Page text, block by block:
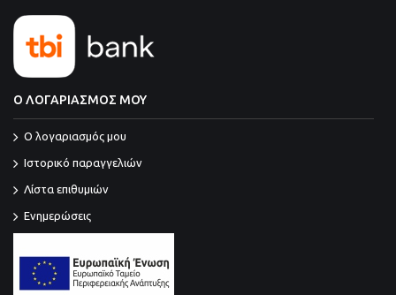
Ο ΛΟΓΑΡΙΑΣΜΟΣ ΜΟΥ
O λογαριασμός μου
Ιστορικό παραγγελιών
Λίστα επιθυμιών
Ενημερώσεις